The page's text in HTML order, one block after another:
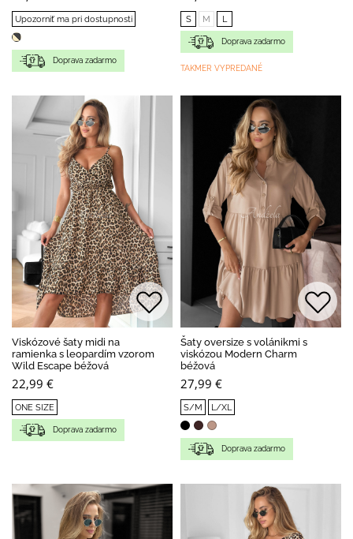
Upozorniť ma pri dostupnosti
Doprava zadarmo
S M L
Doprava zadarmo
TAKMER VYPREDANÉ
Viskózové šaty midi na
ramienka s leopardím vzorom
Wild Escape béžová
22,99 €
ONE SIZE
Doprava zadarmo
Šaty oversize s volánikmi s
viskózou Modern Charm
béžová
27,99 €
S/M L/XL
Doprava zadarmo